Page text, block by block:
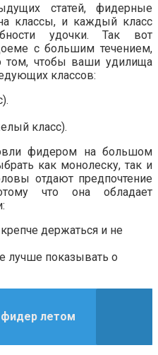
статей, фидерные
классы, и каждый класс
удочки. Так вот
с большим течением,
том, чтобы ваши удилища
классов:
класс).
фидером на большом
как монолеску, так и
отдают предпочтение
что она обладает
держаться и не
лучше показывать о
летом